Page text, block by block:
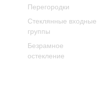
Перегородки
Стеклянные входные
группы
Безрамное
остекление